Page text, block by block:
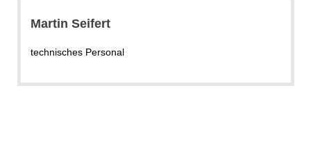
Martin Seifert
technisches Personal